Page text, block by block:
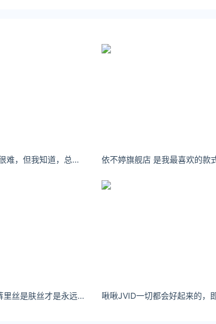
罗云熙长月烬明很难，但我知道，总会过去。
只有一个9521 裤里丝是肤丝才是永远的神 谁赞成，谁反对 ​​​